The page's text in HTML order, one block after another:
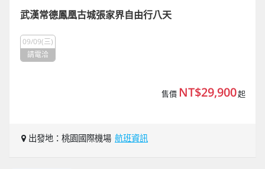
武漢常德鳳凰古城張家界自由行八天
09/09(三)
請電洽
售價 NT$29,900起
出發地：桃園國際機場 航班資訊